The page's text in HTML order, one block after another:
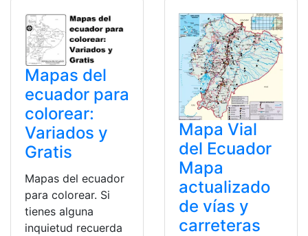
Mapas del
ecuador para
colorear:
Variados y
Gratis
Mapas del ecuador
para colorear. Si
tienes alguna
inquietud recuerda
Mapa Vial
del Ecuador
Mapa
actualizado
de vías y
carreteras